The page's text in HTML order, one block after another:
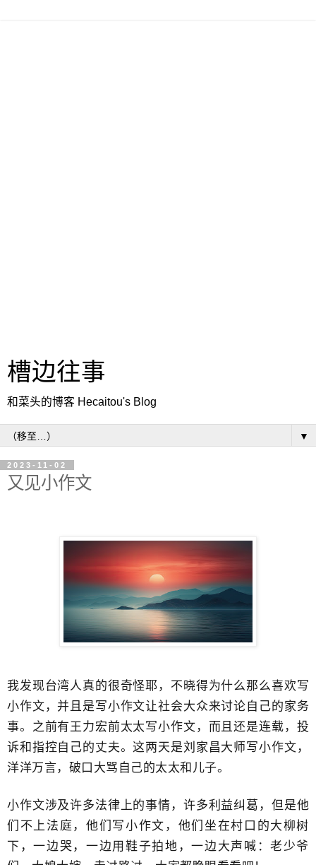
槽边往事
和菜头的博客 Hecaitou's Blog
▼
2023-11-02
又见小作文
我发现台湾人真的很奇怪耶，不晓得为什么那么喜欢写
小作文，并且是写小作文让社会大众来讨论自己的家务
事。之前有王力宏前太太写小作文，而且还是连载，投
诉和指控自己的丈夫。这两天是刘家昌大师写小作文，
洋洋万言，破口大骂自己的太太和儿子。
小作文涉及许多法律上的事情，许多利益纠葛，但是他
们不上法庭，他们写小作文，他们坐在村口的大柳树
下，一边哭，一边用鞋子拍地，一边大声喊：老少爷